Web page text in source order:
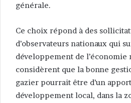
générale.
Ce choix répond à des
d’observateurs nationaux qui
développement de
considèrent que la bonne
gazier pourrait être d’un
développement local, dans la